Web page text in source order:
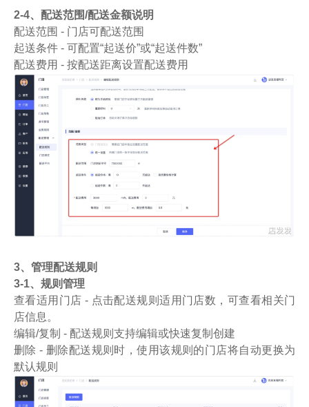
2-4、配送范围/配送金额说明
配送范围 - 门店可配送范围
起送条件 - 可配置“起送价”或“起送件数”
配送费用 - 按配送距离设置配送费用
3、管理配送规则
3-1、规则管理
查看适用门店 - 点击配送规则适用门店数，可查看相关门
店信息。
编辑/复制 - 配送规则支持编辑或快速复制创建
删除 - 删除配送规则时，使用该规则的门店将自动更换为
默认规则